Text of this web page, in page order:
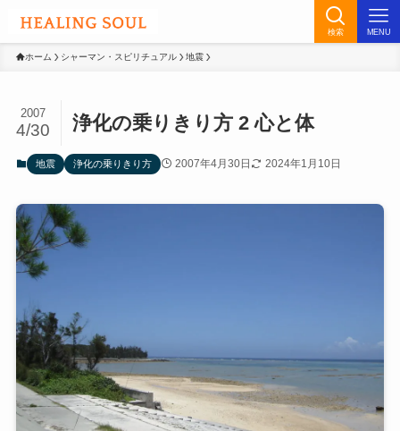
検索 MENU
ホーム シャーマン・スピリチュアル 地震
浄化の乗りきり方 2 心と体
2007
4/30
地震 浄化の乗りきり方 2007年4月30日 2024年1月10日